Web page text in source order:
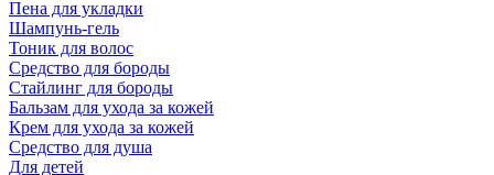
Пена для укладки
Шампунь-гель
Тоник для волос
Средство для бороды
Стайлинг для бороды
Бальзам для ухода за кожей
Крем для ухода за кожей
Средство для душа
Для детей